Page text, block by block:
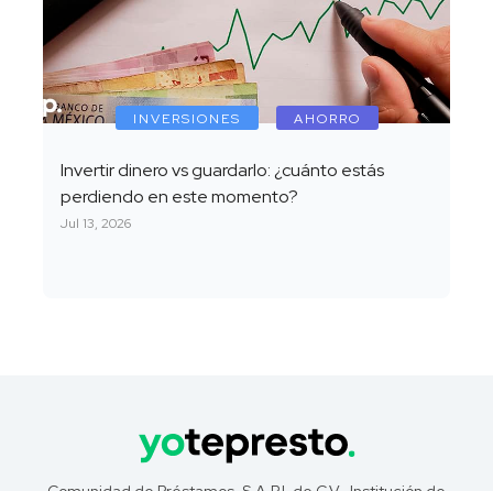
INVERSIONES AHORRO
Invertir dinero vs guardarlo: ¿cuánto estás
perdiendo en este momento?
Jul 13, 2026